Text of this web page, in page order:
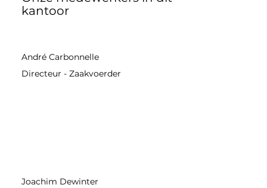
kantoor
André Carbonnelle
Directeur - Zaakvoerder
Joachim Dewinter